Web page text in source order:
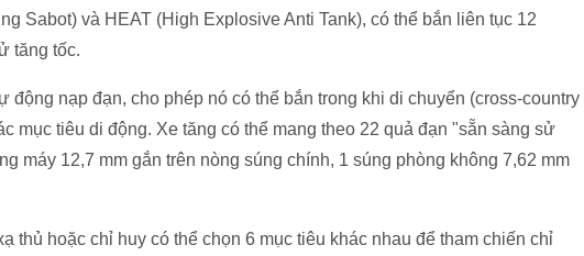
Sabot) và HEAT (High Explosive Anti Tank), có thể bắn liên tục 12
tăng tốc.
động nạp đạn, cho phép nó có thể bắn trong khi di chuyển (cross-country
mục tiêu di động. Xe tăng có thể mang theo 22 quả đạn "sẵn sàng sử
máy 12,7 mm gắn trên nòng súng chính, 1 súng phòng không 7,62 mm
thủ hoặc chỉ huy có thể chọn 6 mục tiêu khác nhau để tham chiến chỉ